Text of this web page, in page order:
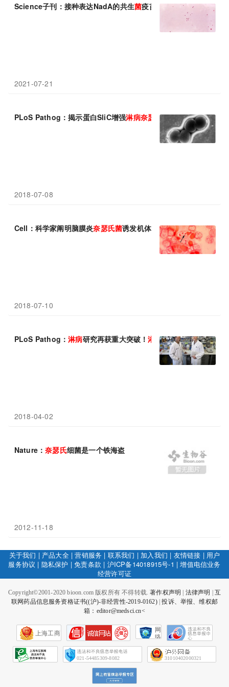
Science子刊：接种表达NadA的共生菌疫苗可预防脑膜炎奈瑟菌
2021-07-21
PLoS Pathog：揭示蛋白SliC增强淋病奈瑟 菌的毒力
2018-07-08
Cell：科学家阐明脑膜炎奈瑟氏菌诱发机体感染的关键阶段
2018-07-10
PLoS Pathog：淋病研究再获重大突破！淋病奈瑟菌如何巧妙逃
2018-04-02
Nature：奈瑟氏细菌是一个铁海盗
2012-11-18
关于我们 | 产品大全|营销服务 | 联系我们 | 加入我们 | 友情链接 | 用户
服务协议 | 隐私保护 |免责条款 | 沪ICP备14018915号-1 |增值电信业务
经营许可证
Copyright©2001-2020 bioon.com 版权所有 不得转载.著作权声明 法律声明
互
联网药品信息服务资格证书((沪)-非经营性-2019-0162)|投诉、举报、维权邮
箱：editor@medsci.cn<
上海工商
网
络
会
征
021-54485309-8082 31010402000321